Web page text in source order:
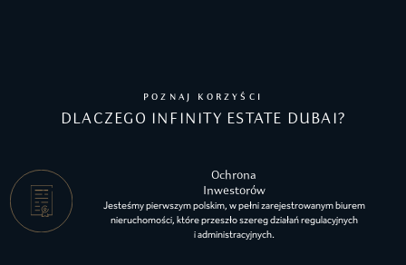
POZNAJ KORZYŚCI
DLACZEGO INFINITY ESTATE DUBAI?
Ochrona
Inwestorów
Jesteśmy pierwszym polskim, w pełni zarejestrowanym biurem
nieruchomości, które przeszło szereg działań regulacyjnych
i administracyjnych.